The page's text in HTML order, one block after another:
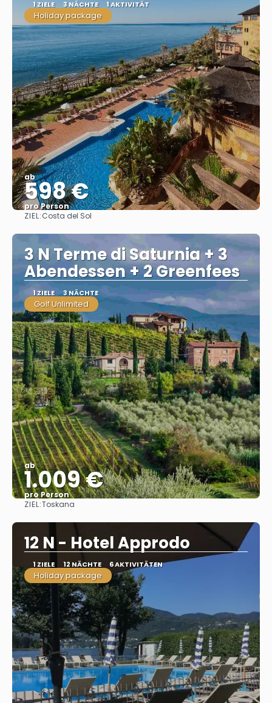
1 ZIELE 3 NÄCHTE 1 AKTIVITÄT
Holiday package
ab
598 €
pro Person
ZIEL:Costa del Sol
3 N Terme di Saturnia + 3
Abendessen + 2 Greenfees
1 ZIELE 3 NÄCHTE
Golf Unlimited
ab
1.009 €
pro Person
ZIEL:Toskana
12 N - Hotel Approdo
1 ZIELE 12 NÄCHTE 6 AKTIVITÄTEN
Holiday package